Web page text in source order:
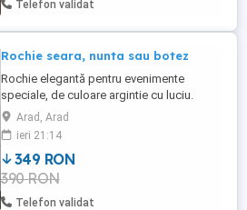
Telefon validat
Rochie seara, nunta sau botez
Rochie elegantă pentru evenimente
speciale, de culoare argintie cu luciu.
Perfectă pentru ocazii precum baluri,
serate, nunți sau botezuri. Purtata o
singura data, în stare impecabila. Curățată
și pregătită pentru client. Bretelele sunt
ajustabile. Marime: se potrivește pentru M
sau L Cupele la ...
Arad, Arad
ieri 21:14
349 RON
390 RON
Telefon validat